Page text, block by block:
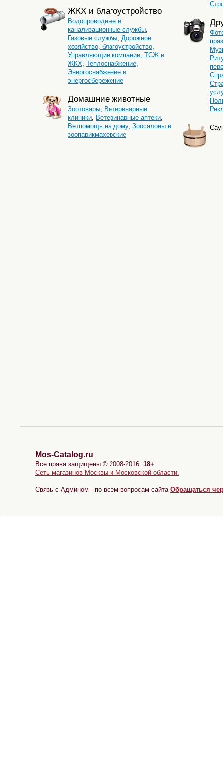
ЖКХ и благоустройство
Водопроводные и
канализационные службы,
Газовые службы, Дорожное
хозяйство, благоустройство,
Управляющие компании, ТСЖ и
ЖКХ, Теплоснабжение,
Энергоснабжение и
энергосбережение
Домашние животные
Зоотовары, Ветеринарные
клиники, Ветеринарные аптеки,
Ветпомощь на дому, Зоосалоны и
зоопарикмахерские
Mos-Catalog.ru
Все права защищены © 2008-2016. 18+
Сеть магазинов Москвы и Московской области.
Связь с Админом - по всем вопросам сайта Обращаться